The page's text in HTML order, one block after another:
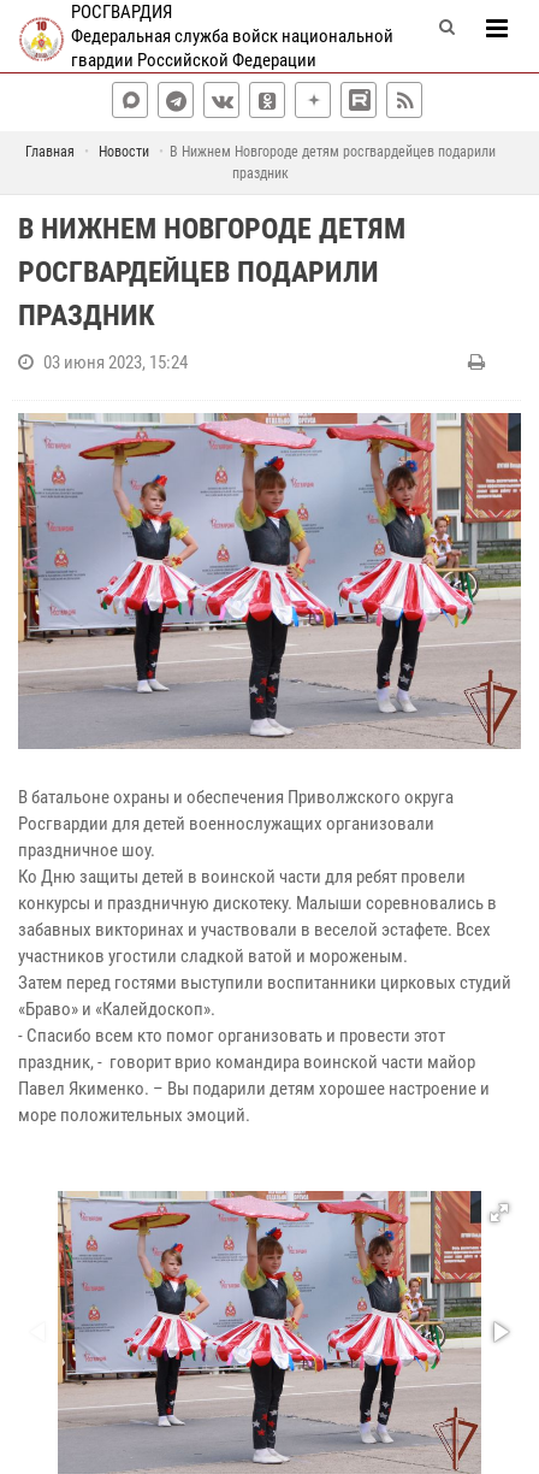
РОСГВАРДИЯ
Федеральная служба войск национальной
гвардии Российской Федерации
Главная Новости
В Нижнем Новгороде детям росгвардейцев подарили
праздник
В НИЖНЕМ НОВГОРОДЕ ДЕТЯМ
РОСГВАРДЕЙЦЕВ ПОДАРИЛИ
ПРАЗДНИК
03 июня 2023, 15:24
В батальоне охраны и обеспечения Приволжского округа
Росгвардии для детей военнослужащих организовали
праздничное шоу.
Ко Дню защиты детей в воинской части для ребят провели
конкурсы и праздничную дискотеку. Малыши соревновались в
забавных викторинах и участвовали в веселой эстафете. Всех
участников угостили сладкой ватой и мороженым.
Затем перед гостями выступили воспитанники цирковых студий
«Браво» и «Калейдоскоп».
- Спасибо всем кто помог организовать и провести этот
праздник, - говорит врио командира воинской части майор
Павел Якименко. – Вы подарили детям хорошее настроение и
море положительных эмоций.